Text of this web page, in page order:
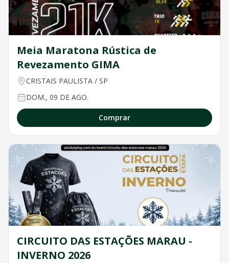
Meia Maratona Rústica de
Revezamento GIMA
CRISTAIS PAULISTA / SP
DOM., 09 DE AGO.
Comprar
CIRCUITO DAS ESTAÇÕES MARAU -
INVERNO 2026